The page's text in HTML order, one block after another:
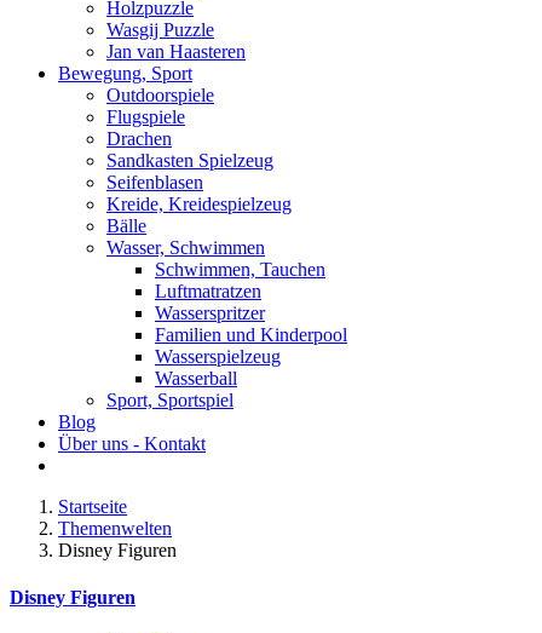
Holzpuzzle
Wasgij Puzzle
Jan van Haasteren
Bewegung, Sport
Outdoorspiele
Flugspiele
Drachen
Sandkasten Spielzeug
Seifenblasen
Kreide, Kreidespielzeug
Bälle
Wasser, Schwimmen
Schwimmen, Tauchen
Luftmatratzen
Wasserspritzer
Familien und Kinderpool
Wasserspielzeug
Wasserball
Sport, Sportspiel
Blog
Über uns - Kontakt
Startseite
Themenwelten
Disney Figuren
Disney Figuren